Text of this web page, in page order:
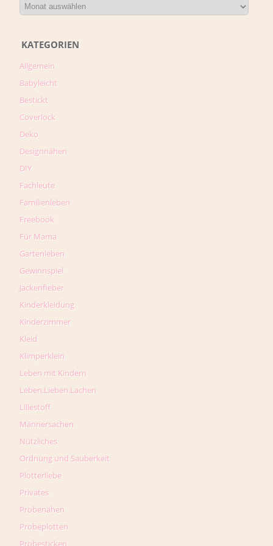
KATEGORIEN
Allgemein
Babyleicht
Bestickt
Coverlock
Deko
Designnähen
DIY
Fachleute
Familienleben
Freebook
Für Mama
Gartenleben
Gewinnspiel
Jackenfieber
Kinderkleidung
Kinderzimmer
Kleid
Klimperklein
Leben mit Kindern
Leben.Lieben.Lachen
Lillestoff
Männersachen
Nützliches
Ordnung und Sauberkeit
Plotterliebe
Privates
Probenähen
Probeplotten
Probesticken